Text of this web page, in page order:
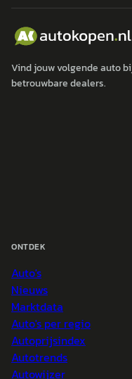
Vind jouw volgende auto
betrouwbare dealers.
ONTDEK
Auto's
Nieuws
Marktdata
Auto's per regio
Autoprijsindex
Autotrends
Autowijzer